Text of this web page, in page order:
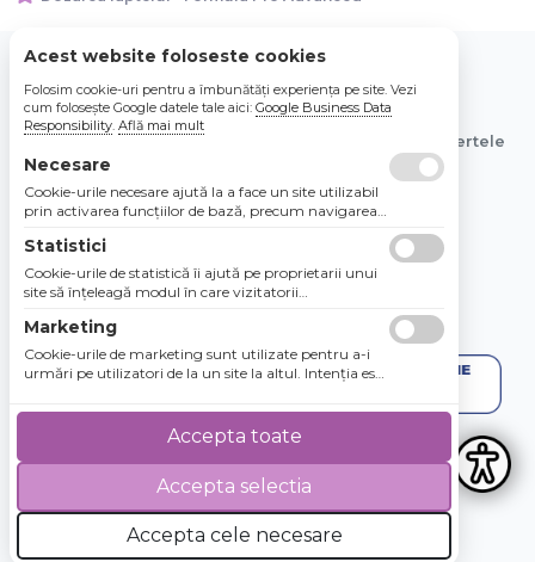
© 2026 Bebe Nou Online Store SRL
Toate preturile sunt exprimate in lei si includ tva. Ofertele
sunt valabile in limita stocului disponibil.
4.8 / 5 ★★★★★
Acest website foloseste cookies
Folosim cookie-uri pentru a îmbunătăți experiența pe site. Vezi
cum folosește Google datele tale aici: Google Business Data
Responsibility. Află mai mult
Necesare
Cookie-urile necesare ajută la a face un site utilizabil
prin activarea funcţiilor de bază, precum navigarea
Site-ul nu poate funcţiona corespunzător fără aceste
cookie-uri.
Statistici
Cookie-urile de statistică îi ajută pe proprietarii unui
site să înţeleagă modul în care vizitatorii
raportarea informaţiilor în mod anonim.
Marketing
Cookie-urile de marketing sunt utilizate pentru a-i
urmări pe utilizatori de la un site la altul. Intenţia este
utilizatorii individuali, aşadar ele sunt mai valoroase
pentru agenţiile de puiblicitate şi părţile terţe care se
Accepta cele necesare
Accepta selectia
Accepta toate